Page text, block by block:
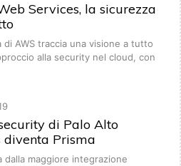
Services, la sicurezza
di AWS traccia una visione a tutto
alla security nel cloud, con
di Palo Alto
diventa Prisma
dalla maggiore integrazione